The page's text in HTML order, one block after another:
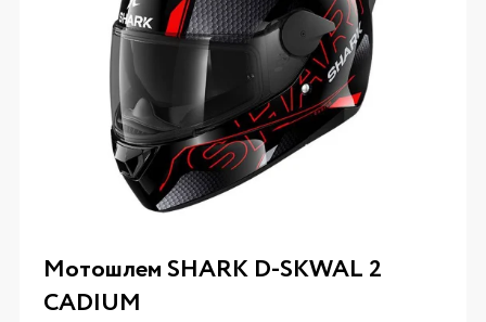
Мотошлем SHARK D-SKWAL 2
CADIUM